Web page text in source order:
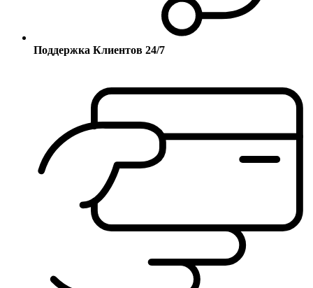
Поддержка Клиентов 24/7